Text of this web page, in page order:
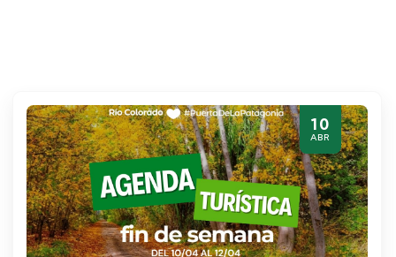
10
ABR